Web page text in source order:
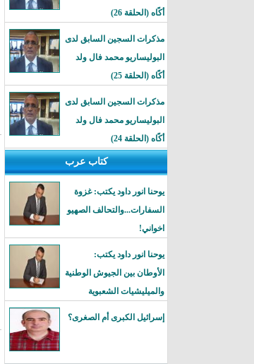
أكًاه (الحلقة 26)
مذكرات السجين السابق لدى
البوليساريو محمد فال ولد
أكًاه (الحلقة 25)
مذكرات السجين السابق لدى
البوليساريو محمد فال ولد
أكًاه (الحلقة 24)
كتاب عرب
يوحنا انور داود يكتب: غزوة
السفارات...والتحالف الصهيو
اخواني!
يوحنا انور داود يكتب:
الأوطان بين الجيوش الوطنية
والميليشيات الشعبوية
إسرائيل الكبرى أم الصغرى؟